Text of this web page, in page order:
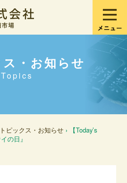
ス・お知らせ
Topics
トピックス・お知らせ › 【Today’s
の日』